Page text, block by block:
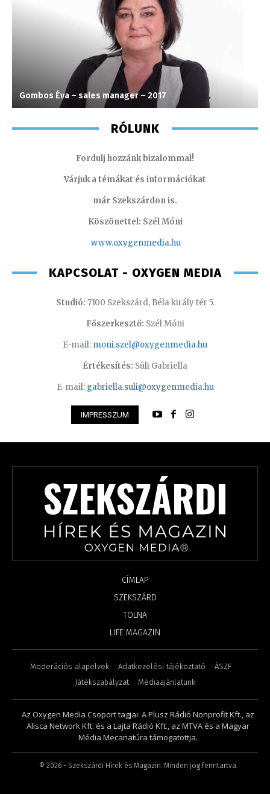
Gombos Éva – sales manager – 2017
RÓLUNK
Fordulj hozzánk bizalommal!
Várjuk a témákat és információkat
már Szekszárdon is.
Köszönettel: Szél Móni
www.oxygenmedia.hu
KAPCSOLAT - OXYGEN MEDIA
Studió: 7100 Szekszárd, Béla király tér 5.
Főszerkesztő: Szél Móni
E-mail: moni.szel@oxygenmedia.hu
Értékesítés: Süli Gabriella
E-mail: gabriella.suli@oxygenmedia.hu
IMPRESSZUM
CÍMLAP
SZEKSZÁRD
TOLNA
LIFE MAGAZIN
Moderációs alapelvek Adatkezelési tájékoztató
ÁSZF
Játékszabályzat
Médiaajánlatunk
Az Oxygen Media Csoport tagjai: A Plusz Rádió Nonprofit Kft., az
Alisca Network Kft. és a Lajta Rádió Kft., az MTVA és a Magyar
Média Mecanatúra támogatottja.
© 2026- Szekszárdi Hírek és Magazin. Minden jog fenntartva.